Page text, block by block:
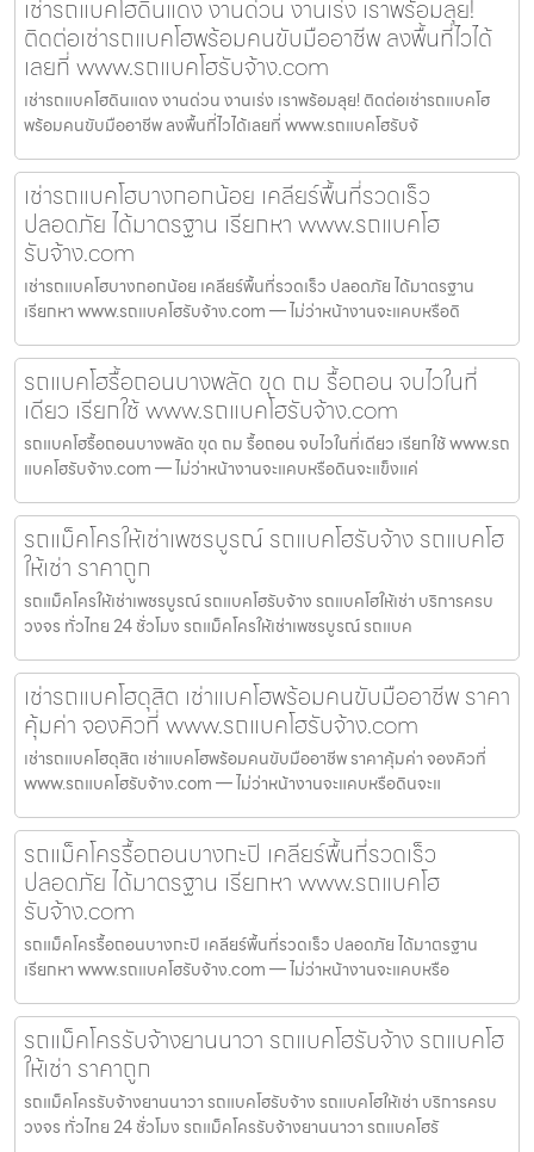
เช่ารถแบคโฮดินแดง งานด่วน งานเร่ง เราพร้อมลุย!
ติดต่อเช่ารถแบคโฮพร้อมคนขับมืออาชีพ ลงพื้นที่ไวได้
เลยที่ www.รถแบคโฮรับจ้าง.com
เช่ารถแบคโฮดินแดง งานด่วน งานเร่ง เราพร้อมลุย! ติดต่อเช่ารถแบคโฮ
พร้อมคนขับมืออาชีพ ลงพื้นที่ไวได้เลยที่ www.รถแบคโฮรับจ้
เช่ารถแบคโฮบางกอกน้อย เคลียร์พื้นที่รวดเร็ว
ปลอดภัย ได้มาตรฐาน เรียกหา www.รถแบคโฮ
รับจ้าง.com
เช่ารถแบคโฮบางกอกน้อย เคลียร์พื้นที่รวดเร็ว ปลอดภัย ได้มาตรฐาน
เรียกหา www.รถแบคโฮรับจ้าง.com — ไม่ว่าหน้างานจะแคบหรือดิ
รถแบคโฮรื้อถอนบางพลัด ขุด ถม รื้อถอน จบไวในที่
เดียว เรียกใช้ www.รถแบคโฮรับจ้าง.com
รถแบคโฮรื้อถอนบางพลัด ขุด ถม รื้อถอน จบไวในที่เดียว เรียกใช้ www.รถ
แบคโฮรับจ้าง.com — ไม่ว่าหน้างานจะแคบหรือดินจะแข็งแค่
รถแม็คโครให้เช่าเพชรบูรณ์ รถแบคโฮรับจ้าง รถแบคโฮ
ให้เช่า ราคาถูก
รถแม็คโครให้เช่าเพชรบูรณ์ รถแบคโฮรับจ้าง รถแบคโฮให้เช่า บริการครบ
วงจร ทั่วไทย 24 ชั่วโมง รถแม็คโครให้เช่าเพชรบูรณ์ รถแบค
เช่ารถแบคโฮดุสิต เช่าแบคโฮพร้อมคนขับมืออาชีพ ราคา
คุ้มค่า จองคิวที่ www.รถแบคโฮรับจ้าง.com
เช่ารถแบคโฮดุสิต เช่าแบคโฮพร้อมคนขับมืออาชีพ ราคาคุ้มค่า จองคิวที่
www.รถแบคโฮรับจ้าง.com — ไม่ว่าหน้างานจะแคบหรือดินจะแ
รถแม็คโครรื้อถอนบางกะปิ เคลียร์พื้นที่รวดเร็ว
ปลอดภัย ได้มาตรฐาน เรียกหา www.รถแบคโฮ
รับจ้าง.com
รถแม็คโครรื้อถอนบางกะปิ เคลียร์พื้นที่รวดเร็ว ปลอดภัย ได้มาตรฐาน
เรียกหา www.รถแบคโฮรับจ้าง.com — ไม่ว่าหน้างานจะแคบหรือ
รถแม็คโครรับจ้างยานนาวา รถแบคโฮรับจ้าง รถแบคโฮ
ให้เช่า ราคาถูก
รถแม็คโครรับจ้างยานนาวา รถแบคโฮรับจ้าง รถแบคโฮให้เช่า บริการครบ
วงจร ทั่วไทย 24 ชั่วโมง รถแม็คโครรับจ้างยานนาวา รถแบคโฮรั